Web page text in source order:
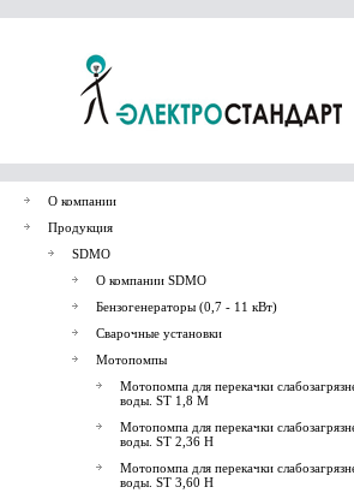
О компании
Продукция
SDMO
О компании SDMO
Бензогенераторы (0,7 - 11 кВт)
Сварочные установки
Мотопомпы
Мотопомпа для перекачки
воды. ST 1,8 M
Мотопомпа для перекачки
воды. ST 2,36 H
Мотопомпа для перекачки
воды. ST 3,60 H